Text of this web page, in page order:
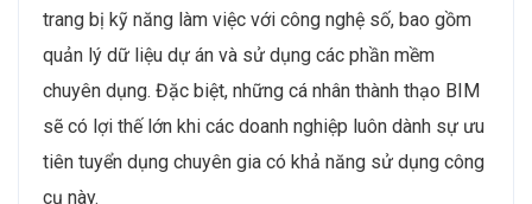
trị dự án quốc tế và giao tiếp đa ngôn ngữ. Nhân lực
không chỉ cần am hiểu về công nghệ và kỹ thuật mà
còn phải có khả năng làm việc trong môi trường đa
văn hóa, đáp ứng nhu cầu phát triển các dự án tầm cỡ
khu vực​.